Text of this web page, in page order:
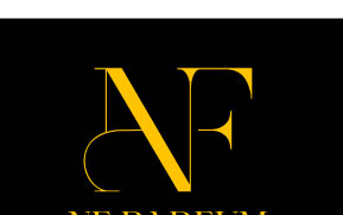
Ukraynadan İDDİA: Şimali Koreya
Rusiyada 120 ballistik raket yerləşdirib
- 15:15